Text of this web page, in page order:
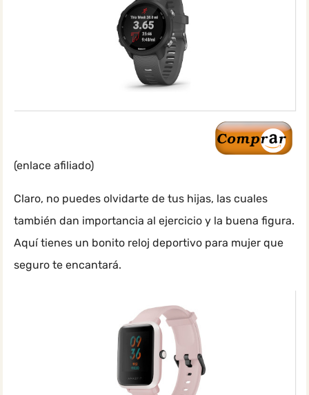
(enlace afiliado)
Claro, no puedes olvidarte de tus hijas, las cuales
también dan importancia al ejercicio y la buena figura.
Aquí tienes un bonito reloj deportivo para mujer que
seguro te encantará.